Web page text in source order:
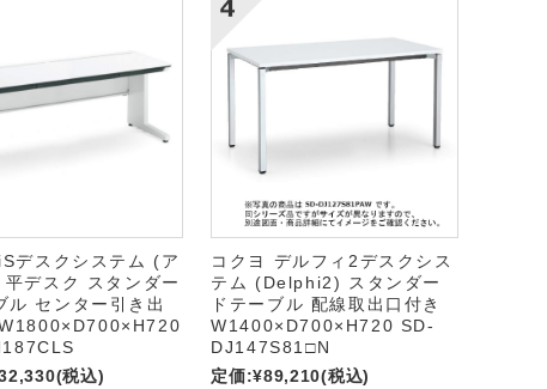
デスクシステム (ア
デスク スタンダー
ル センター引き出
(税込)
コクヨ デルフィ2デスクシス
テム (Delphi2) スタンダー
ドテーブル 配線取出口付き
W1400×D700×H720 SD-
DJ147S81□N
定価:¥89,210(税込)